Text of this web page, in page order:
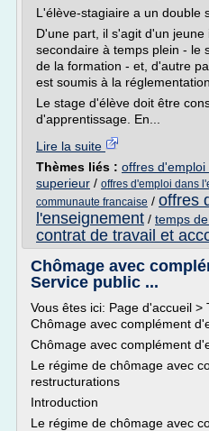
L'élève-stagiaire a un double
D'une part, il s'agit d'un
secondaire à temps plein - le
de la formation - et, d'autre
est soumis à la
Le stage d'élève doit être
d'apprentissage. En...
Lire la suite
Thèmes liés : offres
superieur / offres d'emploi dans
communaute francaise / offres
l'enseignement / temps
contrat de travail et
Chômage avec
Service public ...
Vous êtes ici: Page d'accueil >
Chômage avec complément
Chômage avec complément
Le régime de chômage avec
restructurations
Introduction
Le régime de chômage avec